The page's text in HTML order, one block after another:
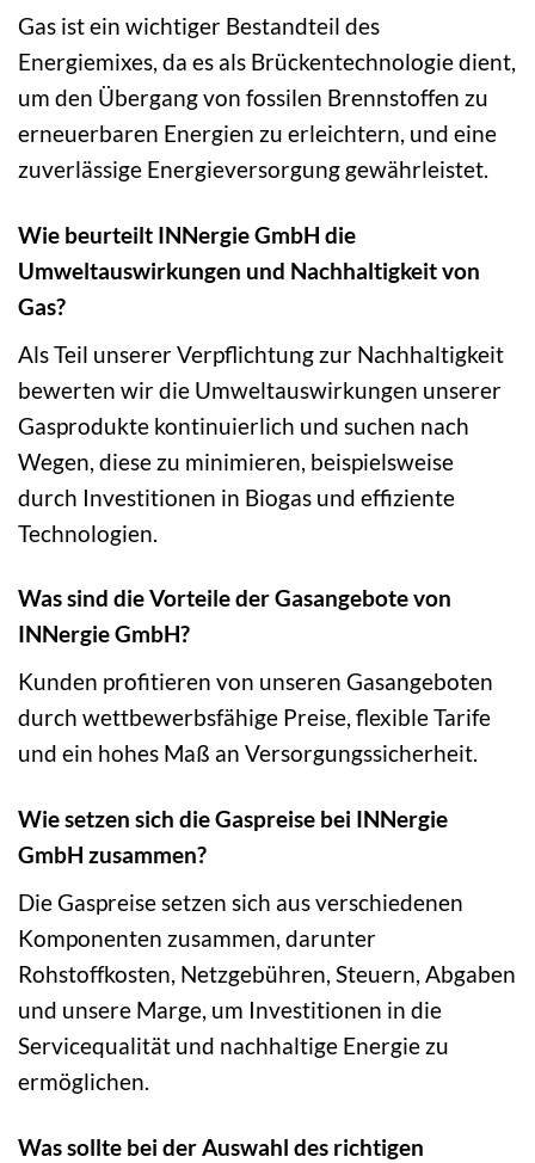
Gas ist ein wichtiger Bestandteil des
Energiemixes, da es als Brückentechnologie dient,
um den Übergang von fossilen Brennstoffen zu
erneuerbaren Energien zu erleichtern, und eine
zuverlässige Energieversorgung gewährleistet.
Wie beurteilt INNergie GmbH die
Umweltauswirkungen und Nachhaltigkeit von
Gas?
Als Teil unserer Verpflichtung zur Nachhaltigkeit
bewerten wir die Umweltauswirkungen unserer
Gasprodukte kontinuierlich und suchen nach
Wegen, diese zu minimieren, beispielsweise
durch Investitionen in Biogas und effiziente
Technologien.
Was sind die Vorteile der Gasangebote von
INNergie GmbH?
Kunden profitieren von unseren Gasangeboten
durch wettbewerbsfähige Preise, flexible Tarife
und ein hohes Maß an Versorgungssicherheit.
Wie setzen sich die Gaspreise bei INNergie
GmbH zusammen?
Die Gaspreise setzen sich aus verschiedenen
Komponenten zusammen, darunter
Rohstoffkosten, Netzgebühren, Steuern, Abgaben
und unsere Marge, um Investitionen in die
Servicequalität und nachhaltige Energie zu
ermöglichen.
Was sollte bei der Auswahl des richtigen